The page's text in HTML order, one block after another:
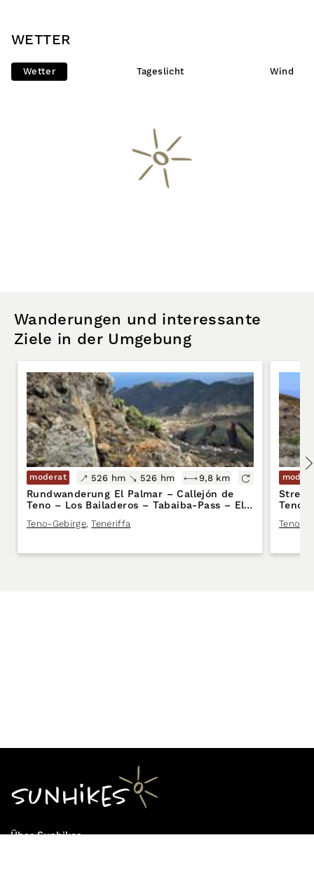
WETTER
Wetter Tageslicht Wind
Wanderungen und interessante
Ziele in der Umgebung
moderat 526 hm 526 hm 9,8 km
Rundwanderung El Palmar – Callejón de
Teno – Los Bailaderos – Tabaiba-Pass – El
Palmar PR-TF 57 / PR-TF 51 / PR-TF 52.2
Teno-Gebirge, Teneriffa
Teno
Teno-
Über Sunhikes